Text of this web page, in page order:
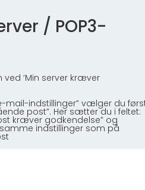
/ POP3-
‘Min server kræver
mail-indstillinger” vælger du
post”. Her sætter du i feltet:
kræver godkendelse” og
indstillinger som på